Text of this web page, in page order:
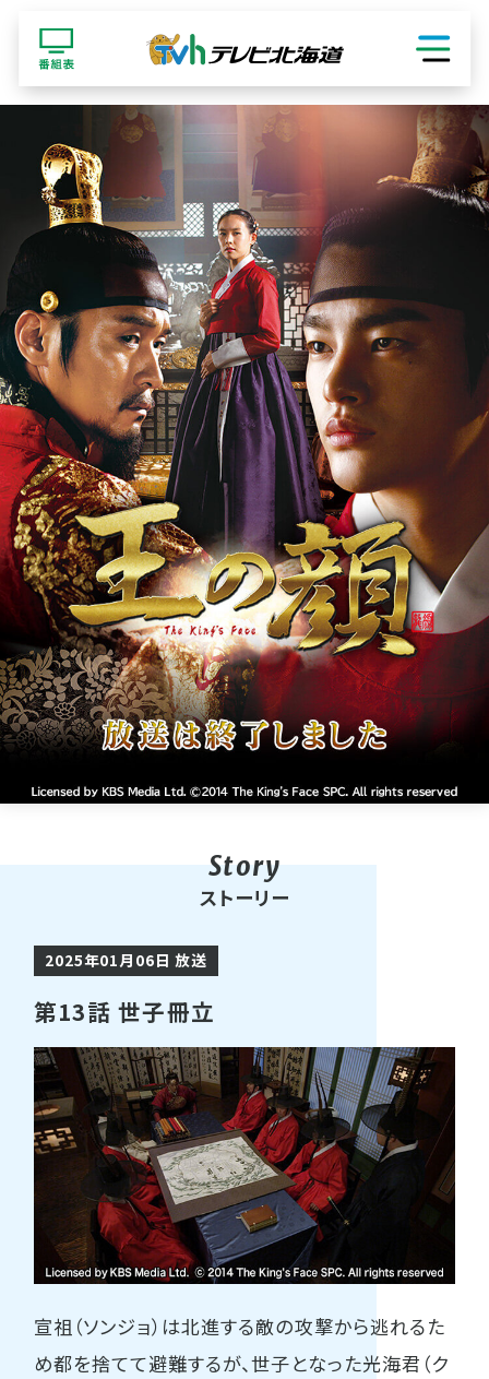
ストーリー
2025年01月06日 放送
第13話 世子冊立
宣祖（ソンジョ）は北進する敵の攻撃から逃れるた
め都を捨てて避難するが、世子となった光海君（ク